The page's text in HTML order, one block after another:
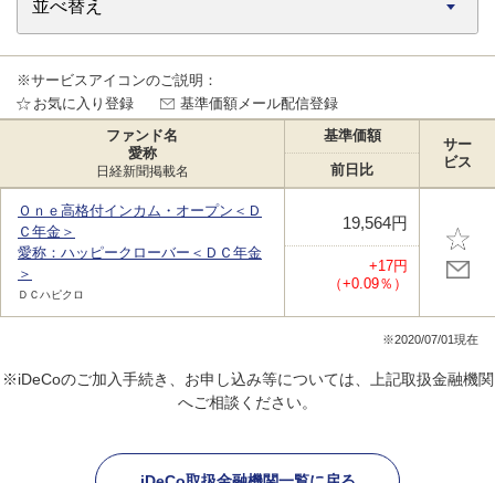
※サービスアイコンのご説明：
お気に入り登録
基準価額メール配信登録
ファンド名
愛称
日経新聞掲載名
基準価額
サー
ビス
前日比
Ｏｎｅ高格付インカム・オープン＜Ｄ
Ｃ年金＞
愛称：ハッピークローバー＜ＤＣ年金
＞
ＤＣハピクロ
19,564円
+17円
（+0.09％）
※2020/07/01現在
※iDeCoのご加入手続き、お申し込み等については、上記取扱金融機関
へご相談ください。